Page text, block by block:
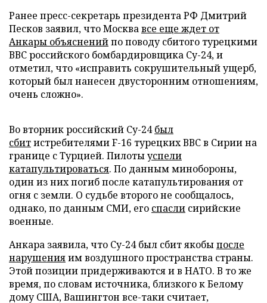
Ранее пресс-секретарь президента РФ Дмитрий
Песков заявил, что Москвавсе еще ждет от
Анкары объясненийпо поводу сбитого турецкими
ВВС российского бомбардировщика Су-24, и
отметил, что «исправить сокрушительный ущерб,
который был нанесен двусторонним отношениям,
очень сложно».
Во вторник российский Су-24был
сбитистребителями F-16 турецких ВВС в Сирии на
границе с Турцией. Пилотыуспели
катапультироваться. По данным минобороны,
один из них погиб после катапультирования от
огня с земли. О судьбе второго не сообщалось,
однако, по данным СМИ, его спасли сирийские
военные.
Анкара заявила, что Су-24 был сбит якобыпосле
нарушенияим воздушного пространства страны.
Этой позиции придерживаются и в НАТО. В то же
время, по словам источника, близкого к Белому
дому США, Вашингтон все-таки считает,